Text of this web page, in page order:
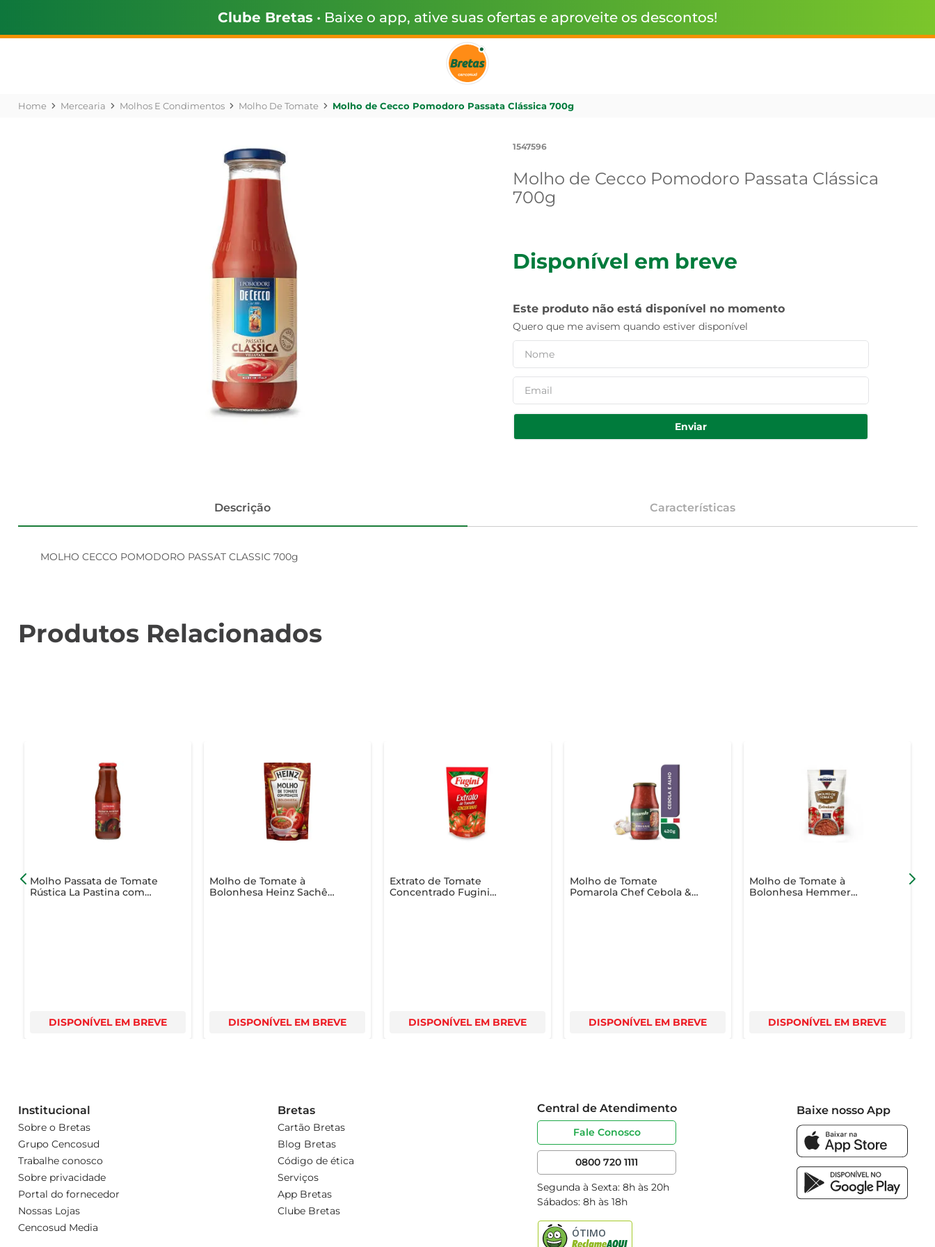
Clube Bretas • Baixe o app, ative suas ofertas e aproveite os descontos!
Mercearia Molhos E Condimentos Molho De Tomate Molho de Cecco Pomodoro Passata Clássica 700g
1547596
Molho de Cecco Pomodoro Passata Clássica
700g
Disponível em breve
Este produto não está disponível no momento
Quero que me avisem quando estiver disponível
Enviar
Descrição Características
MOLHO CECCO POMODORO PASSAT CLASSIC 700g
Produtos Relacionados
Molho Passata de Tomate
Rústica La Pastina com
DISPONÍVEL EM BREVE
Molho de Tomate à
Bolonhesa Heinz Sachê
DISPONÍVEL EM BREVE
Extrato de Tomate
Concentrado Fugini
DISPONÍVEL EM BREVE
Molho de Tomate
Pomarola Chef Cebola &
DISPONÍVEL EM BREVE
Molho de Tomate à
Bolonhesa Hemmer
DISPONÍVEL EM BREVE
Institucional
Sobre o Bretas
Grupo Cencosud
Trabalhe conosco
Sobre privacidade
Portal do fornecedor
Nossas Lojas
Cencosud Media
Bretas
Cartão Bretas
Blog Bretas
Código de ética
Serviços
App Bretas
Clube Bretas
Central de Atendimento
Fale Conosco
0800 720 1111
Segunda à Sexta: 8h às 20h
Sábados: 8h às 18h
Baixe nosso App